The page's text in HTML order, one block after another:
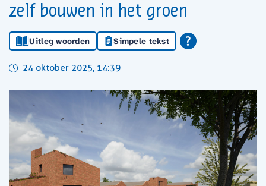
zelf bouwen in het groen
Uitleg woorden Simpele tekst
24 oktober 2025, 14:39